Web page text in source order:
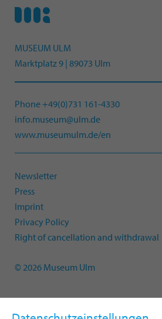
MUSEUM ULM
Marktplatz 9 | 89073 Ulm
Phone +49(0)731 161-4330
info.museum@ulm.de
www.museumulm.de/en
Newsletter
Press
Imprint
Privacy Policy
Right of cancellation and withdrawal
© 2026 Museum Ulm